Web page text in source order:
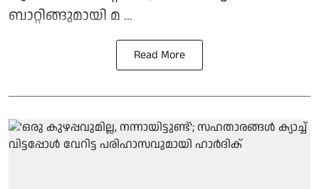
ബാറ്റിങ്ങുമായി മ ...
Read More